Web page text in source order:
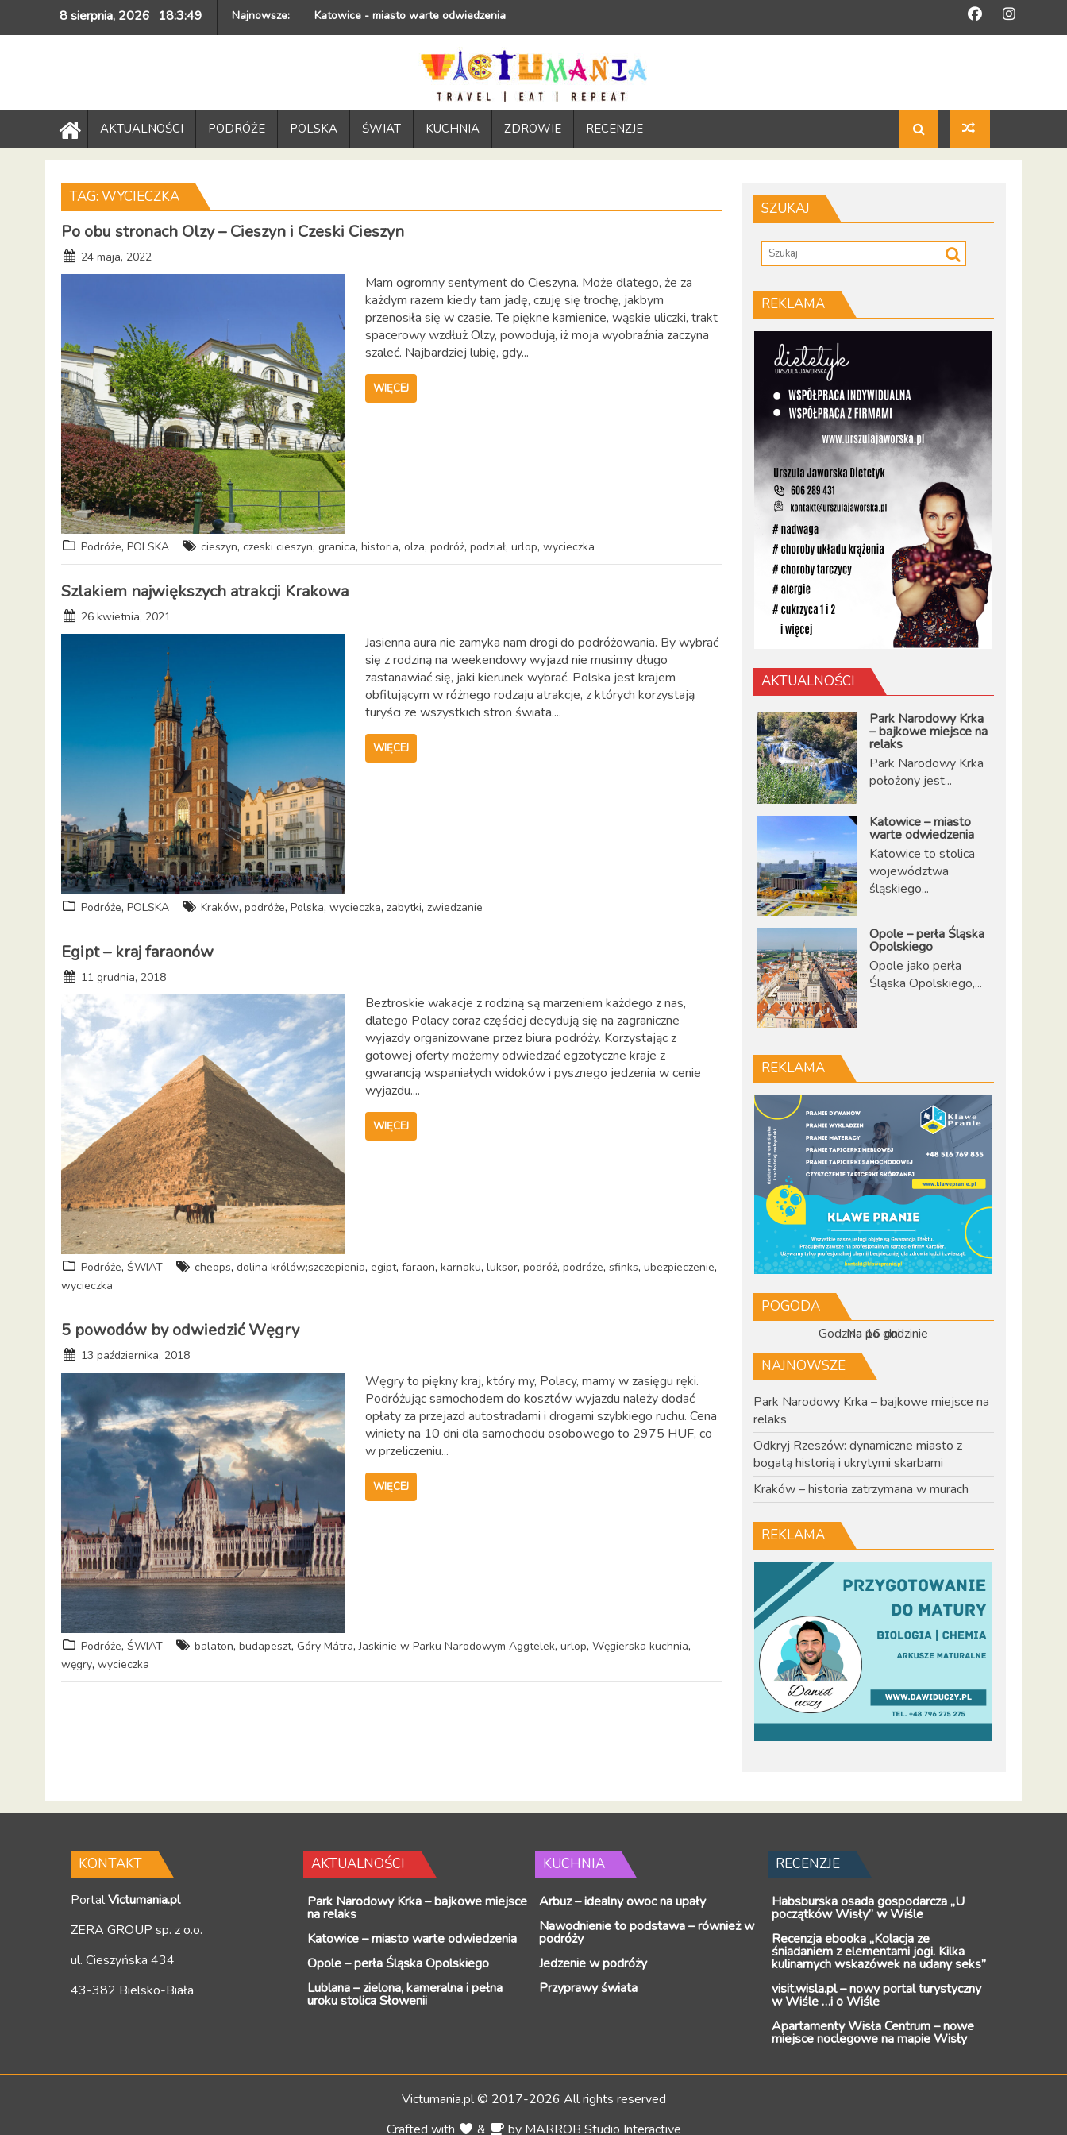
8 sierpnia, 2026 18:3:50 Najnowsze: Katowice - miasto warte odwiedzenia
AKTUALNOŚCI PODRÓŻE POLSKA ŚWIAT KUCHNIA ZDROWIE RECENZJE
TAG: WYCIECZKA
Po obu stronach Olzy – Cieszyn i Czeski Cieszyn
24 maja, 2022
Mam ogromny sentyment do Cieszyna. Może dlatego, że za
każdym razem kiedy tam jadę, czuję się trochę, jakbym
przenosiła się w czasie. Te piękne kamienice, wąskie uliczki, trakt
spacerowy wzdłuż Olzy, powodują, iż moja wyobraźnia zaczyna
szaleć. Najbardziej lubię, gdy...
WIĘCEJ
Podróże, POLSKA cieszyn, czeski cieszyn, granica, historia, olza, podróż, podział, urlop, wycieczka
Szlakiem największych atrakcji Krakowa
26 kwietnia, 2021
Jasienna aura nie zamyka nam drogi do podróżowania. By wybrać
się z rodziną na weekendowy wyjazd nie musimy długo
zastanawiać się, jaki kierunek wybrać. Polska jest krajem
obfitującym w różnego rodzaju atrakcje, z których korzystają
turyści ze wszystkich stron świata....
WIĘCEJ
Podróże, POLSKA Kraków, podróże, Polska, wycieczka, zabytki, zwiedzanie
Egipt – kraj faraonów
11 grudnia, 2018
Beztroskie wakacje z rodziną są marzeniem każdego z nas,
dlatego Polacy coraz częściej decydują się na zagraniczne
wyjazdy organizowane przez biura podróży. Korzystając z
gotowej oferty możemy odwiedzać egzotyczne kraje z
gwarancją wspaniałych widoków i pysznego jedzenia w cenie
wyjazdu....
WIĘCEJ
Podróże, ŚWIAT cheops, dolina królów;szczepienia, egipt, faraon, karnaku, luksor, podróż, podróże, sfinks, ubezpieczenie,
wycieczka
5 powodów by odwiedzić Węgry
13 października, 2018
Węgry to piękny kraj, który my, Polacy, mamy w zasięgu ręki.
Podróżując samochodem do kosztów wyjazdu należy dodać
opłaty za przejazd autostradami i drogami szybkiego ruchu. Cena
winiety na 10 dni dla samochodu osobowego to 2975 HUF, co
w przeliczeniu...
WIĘCEJ
Podróże, ŚWIAT balaton, budapeszt, Góry Mátra,Jaskinie w Parku Narodowym Aggtelek, urlop, Węgierska kuchnia,
węgry, wycieczka
SZUKAJ
REKLAMA
AKTUALNOŚCI
Park Narodowy Krka
– bajkowe miejsce na
relaks
Park Narodowy Krka
położony jest...
Katowice – miasto
warte odwiedzenia
Katowice to stolica
województwa
śląskiego...
Opole – perła Śląska
Opolskiego
Opole jako perła
Śląska Opolskiego,...
REKLAMA
POGODA
Godzina po godzinie
Na 16 dni
NAJNOWSZE
Park Narodowy Krka – bajkowe miejsce na
relaks
Odkryj Rzeszów: dynamiczne miasto z
bogatą historią i ukrytymi skarbami
Kraków – historia zatrzymana w murach
REKLAMA
KONTAKT
PortalVictumania.pl
ZERA GROUP sp. z o.o.
ul. Cieszyńska 434
43-382 Bielsko-Biała
AKTUALNOŚCI
Park Narodowy Krka – bajkowe miejsce
na relaks
Katowice – miasto warte odwiedzenia
Opole – perła Śląska Opolskiego
Lublana – zielona, kameralna i pełna
uroku stolica Słowenii
KUCHNIA
Arbuz – idealny owoc na upały
Nawodnienie to podstawa – również w
podróży
Jedzenie w podróży
Przyprawy świata
RECENZJE
Habsburska osada gospodarcza „U
początków Wisły” w Wiśle
Recenzja ebooka „Kolacja ze
śniadaniem z elementami jogi. Kilka
kulinarnych wskazówek na udany seks”
visit.wisla.pl – nowy portal turystyczny
w Wiśle …i o Wiśle
Apartamenty Wisła Centrum – nowe
miejsce noclegowe na mapie Wisły
Victumania.pl © 2017-2026 All rights reserved
Crafted with
& by MARROB Studio Interactive